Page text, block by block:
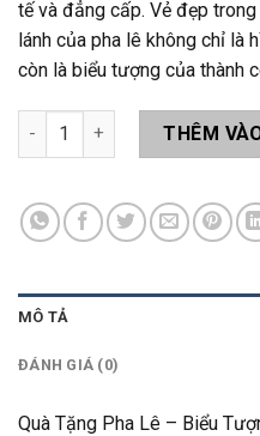
tế và đẳng cấp. Vẻ đẹp
lánh của pha lê không chỉ là
còn là biểu tượng của thành
Quà Tặng Pha Lê Q31 số
THÊM
MÔ TẢ
ĐÁNH GIÁ (0)
Quà Tặng Pha Lê – Biểu